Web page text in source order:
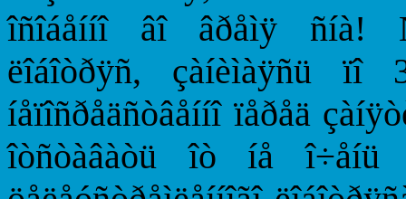
îñîáåííî âî âðåìÿ ñíà!
ëîáîòðÿñ, çàíèìàÿñü ïî
íåïîñðåäñòâåííî ïåðåä
îòñòàâàòü îò íå